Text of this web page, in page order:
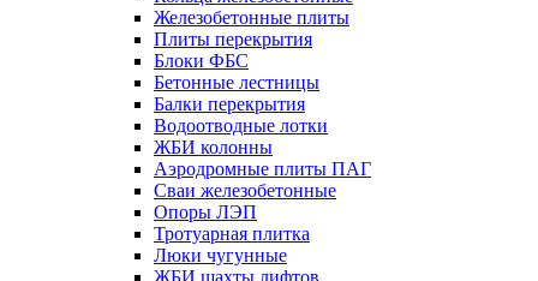
Железобетонные плиты
Плиты перекрытия
Блоки ФБС
Бетонные лестницы
Балки перекрытия
Водоотводные лотки
ЖБИ колонны
Аэродромные плиты ПАГ
Сваи железобетонные
Опоры ЛЭП
Тротуарная плитка
Люки чугунные
ЖБИ шахты лифтов